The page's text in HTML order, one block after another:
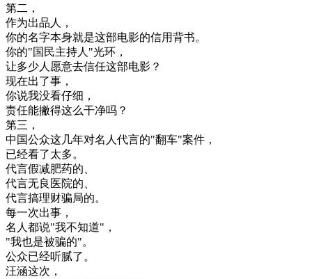
第二 ，
作为出品人 ，
你的名字本身就是这部电影的信用背书。
你的"国民主持人"光环 ，
让多少人愿意去信任这部电影 ？
现在出了事 ，
你说我没看仔细 ，
责任能撇得这么干净吗 ？
第三 ，
中国公众这几年对名人代言的"翻车"案件 ，
已经看了太多。
代言假减肥药的、
代言无良 医院的、
代言搞理财骗局的。
每一次出事 ，
名人都说"我不知道" ，
"我也是被骗的"。
公众已经听腻了。
汪涵这次 ，